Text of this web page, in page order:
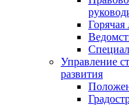
Горячая
Управление
развития